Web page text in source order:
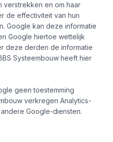
verstrekken en om haar
de effectiviteit van hun
Google kan deze informatie
Google hiertoe wettelijk
deze derden de informatie
Systeembouw heeft hier
geen toestemming
verkregen Analytics-
Google-diensten.